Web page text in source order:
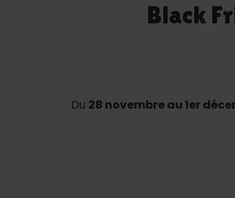
Black
Du 28 novembre au 1er